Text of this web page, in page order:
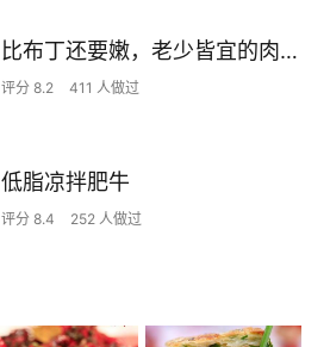
比布丁还要嫩，老少皆宜的肉沫蒸蛋
评分 8.2 411 人做过
低脂凉拌肥牛
评分 8.4 252 人做过